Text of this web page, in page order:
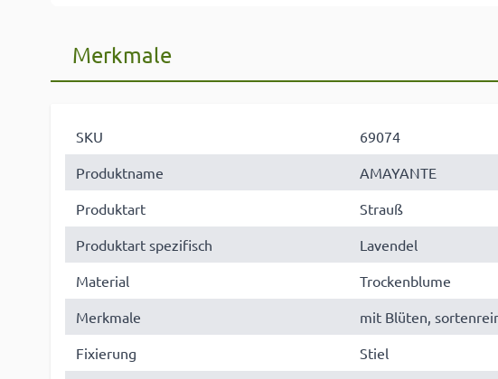
Merkmale
SKU
69074
Produktname
AMAYANTE
Produktart
Strauß
Produktart spezifisch
Lavendel
Material
Trockenblume
Merkmale
mit Blüten,
Fixierung
Stiel